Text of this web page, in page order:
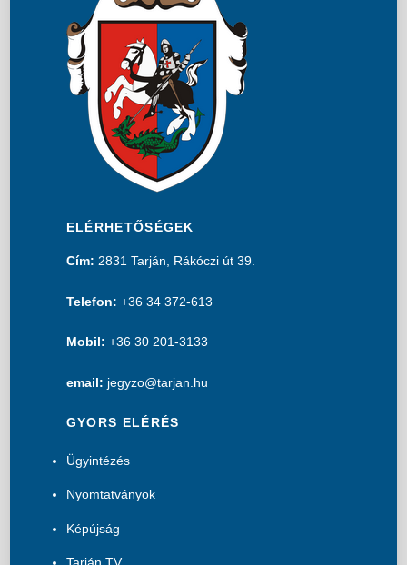
ELÉRHETŐSÉGEK
Cím: 2831 Tarján, Rákóczi út 39.
Telefon: +36 34 372-613
Mobil: +36 30 201-3133
email: jegyzo@tarjan.hu
GYORS ELÉRÉS
Ügyintézés
Nyomtatványok
Képújság